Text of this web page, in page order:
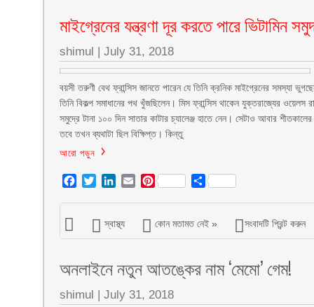
মাইগ্রেনের যন্ত্রণা দূর করতে পারে ভিটামিন
shimul | July 31, 2018
বয়সী তরুণী বেথ ফ্রান্সিস জানতে পারেন যে তিনি ক্রনিক মাইগ্রেনের সমস্যা
তিনি বিকল্প সমাধানের পথ খুঁজছিলেন। মিস ফ্রান্সিস থাকেন যুক্তরাজ্যের
সমুদ্রে টানা ১০০ দিন সাতার কাটার চ্যালেঞ্জ হাতে নেন। সেটাও আবার
তবে তখন ব্যথাটা ছিল বিক্ষিপ্ত। কিন্তু
আরো পড়ুন
Facebook
TwitterLinkedIn
EmailPinterest Share
স্বাস্থ্য কোন মতামত নেই » সংবাদটি প্রিন্ট করুন
অনলাইনে নতুন আতঙ্কের নাম ‘মেমো’ গেম!
shimul | July 31, 2018